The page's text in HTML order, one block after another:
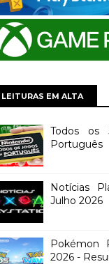
LEITURAS EM ALTA
Todos os
Português
Notícias
Julho 2026
Pokémon
2026 -